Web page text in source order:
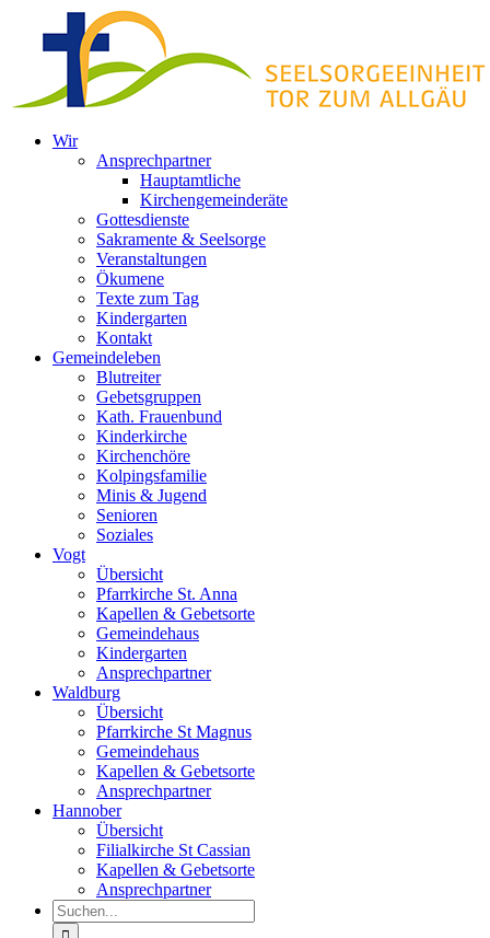
Inhalt
springen
Wir
Ansprechpartner
Hauptamtliche
Kirchengemeinderäte
Gottesdienste
Sakramente & Seelsorge
Veranstaltungen
Ökumene
Texte zum Tag
Kindergarten
Kontakt
Gemeindeleben
Blutreiter
Gebetsgruppen
Kath. Frauenbund
Kinderkirche
Kirchenchöre
Kolpingsfamilie
Minis & Jugend
Senioren
Soziales
Vogt
Übersicht
Pfarrkirche St. Anna
Kapellen & Gebetsorte
Gemeindehaus
Kindergarten
Ansprechpartner
Waldburg
Übersicht
Pfarrkirche St Magnus
Gemeindehaus
Kapellen & Gebetsorte
Ansprechpartner
Hannober
Übersicht
Filialkirche St Cassian
Kapellen & Gebetsorte
Ansprechpartner
Suche
nach: